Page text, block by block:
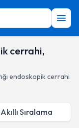
cerrahi,
endoskopik cerrahi
Akıllı Sıralama